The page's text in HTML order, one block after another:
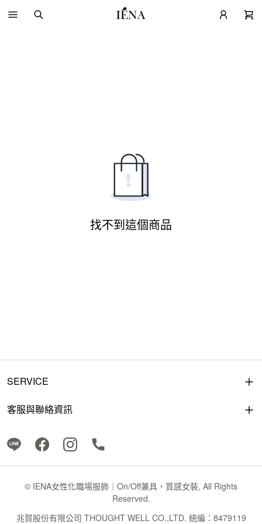
找不到這個商品
SERVICE
客服與聯絡資訊
© IENA女性化職場服飾｜On/Off兼具，質感女裝, All Rights
Reserved.
兆賀股份有限公司 THOUGHT WELL CO.,LTD. 統編：8479119